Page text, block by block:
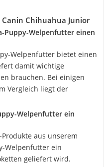
Chihuahua Junior
Puppy-Welpenfutter einen
Welpenfutter bietet einen
damit wichtige
brauchen. Bei einigen
Vergleich liegt der
Welpenfutter ein
aus unserem
Welpenfutter ein
geliefert wird.